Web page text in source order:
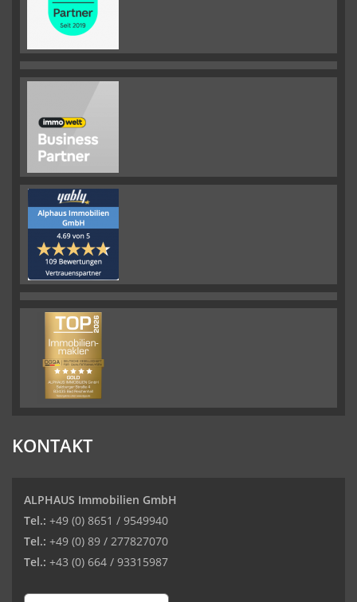
KONTAKT
ALPHAUS Immobilien GmbH
Tel.: +49 (0) 8651 / 9549940
Tel.: +49 (0) 89 / 277827070
Tel.: +43 (0) 664 / 93315987